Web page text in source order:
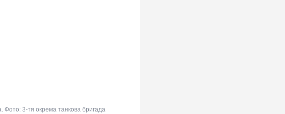
Фото: 3-тя окрема танкова бригада